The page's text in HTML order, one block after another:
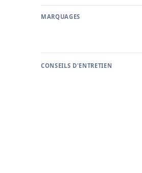
MARQUAGES
CONSEILS D'ENTRETIEN